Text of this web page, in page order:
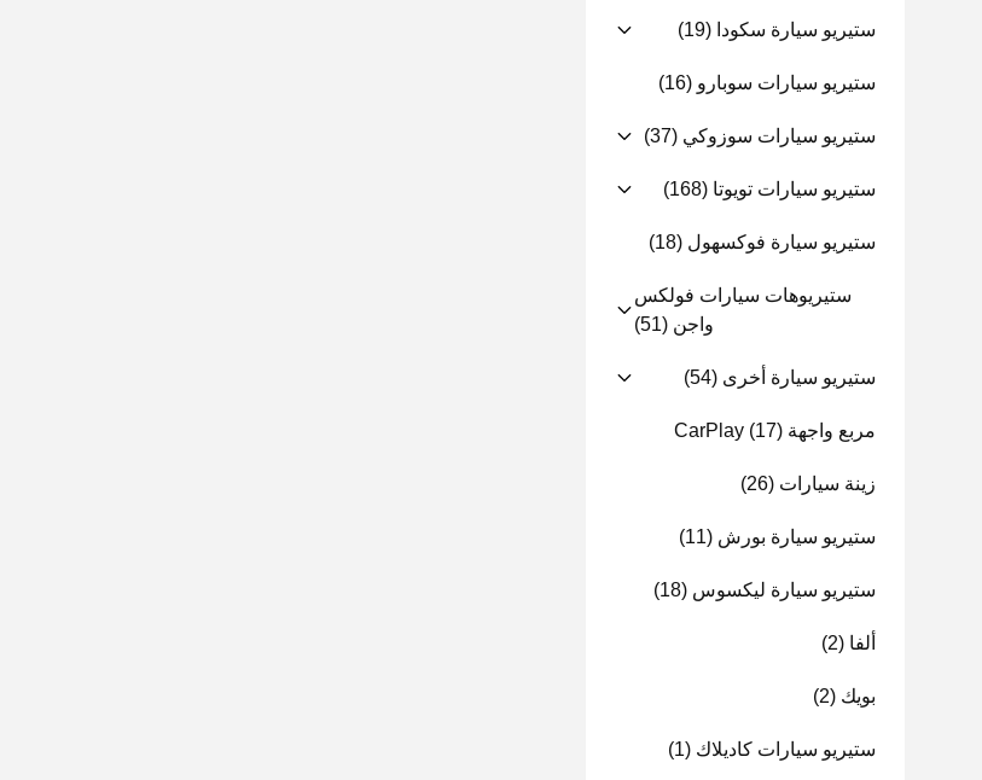
ستيريو سيارة سكودا (19)
ستيريو سيارات سوبارو (16)
ستيريو سيارات سوزوكي (37)
ستيريو سيارات تويوتا (168)
ستيريو سيارة فوكسهول (18)
ستيريوهات سيارات فولكس
واجن (51)
ستيريو سيارة أخرى (54)
مربع واجهة CarPlay (17)
زينة سيارات (26)
ستيريو سيارة بورش (11)
ستيريو سيارة ليكسوس (18)
ألفا (2)
بويك (2)
ستيريو سيارات كاديلاك (1)